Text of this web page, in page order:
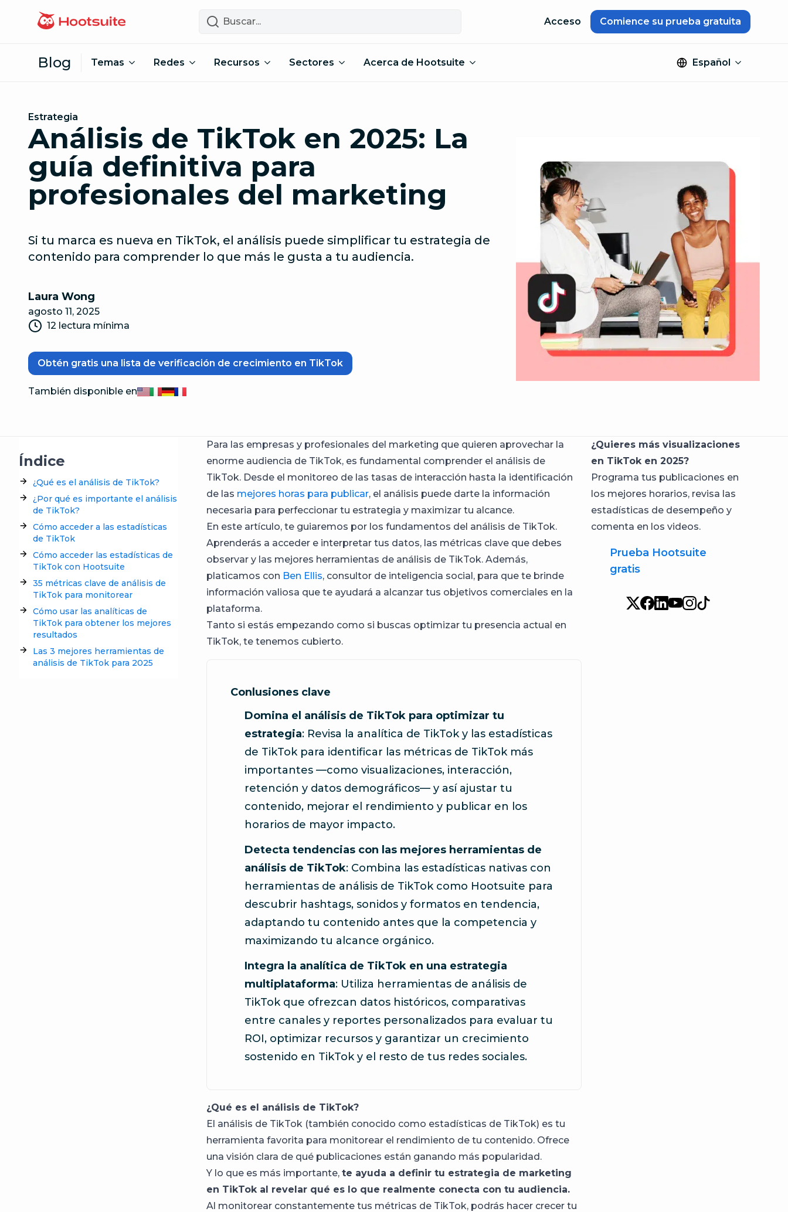
Buscar
Acceso Comience su prueba gratuita
Blog Temas Redes Recursos Sectores Acerca de Hootsuite Español
Estrategia
Análisis de TikTok en 2025: La
guía definitiva para
profesionales del marketing
Si tu marca es nueva en TikTok, el análisis puede simplificar tu estrategia de
contenido para comprender lo que más le gusta a tu audiencia.
Laura Wong
agosto 11, 2025
12 lectura mínima
Obtén gratis una lista de verificación de crecimiento en TikTok
También disponible enEnglish
Italiano
Deutsch
Français
Índice
¿Qué es el análisis de TikTok?
¿Por qué es importante el análisis
de TikTok?
Cómo acceder a las estadísticas
de TikTok
Cómo acceder las estadísticas de
TikTok con Hootsuite
35 métricas clave de análisis de
TikTok para monitorear
Cómo usar las analíticas de
TikTok para obtener los mejores
resultados
Las 3 mejores herramientas de
análisis de TikTok para 2025
Para las empresas y profesionales del marketing que quieren aprovechar la
enorme audiencia de TikTok, es fundamental comprender el análisis de
TikTok. Desde el monitoreo de las tasas de interacción hasta la identificación
de las mejores horas para publicar, el análisis puede darte la información
necesaria para perfeccionar tu estrategia y maximizar tu alcance.
En este artículo, te guiaremos por los fundamentos del análisis de TikTok.
Aprenderás a acceder e interpretar tus datos, las métricas clave que debes
observar y las mejores herramientas de análisis de TikTok. Además,
platicamos con Ben Ellis, consultor de inteligencia social, para que te brinde
información valiosa que te ayudará a alcanzar tus objetivos comerciales en la
plataforma.
Tanto si estás empezando como si buscas optimizar tu presencia actual en
TikTok, te tenemos cubierto.
Conlusiones clave
Domina el análisis de TikTok para optimizar tu
estrategia: Revisa la analítica de TikTok y las estadísticas
de TikTok para identificar las métricas de TikTok más
importantes —como visualizaciones, interacción,
retención y datos demográficos— y así ajustar tu
contenido, mejorar el rendimiento y publicar en los
horarios de mayor impacto.
Detecta tendencias con las mejores herramientas de
análisis de TikTok: Combina las estadísticas nativas con
herramientas de análisis de TikTok como Hootsuite para
descubrir hashtags, sonidos y formatos en tendencia,
adaptando tu contenido antes que la competencia y
maximizando tu alcance orgánico.
Integra la analítica de TikTok en una estrategia
multiplataforma: Utiliza herramientas de análisis de
TikTok que ofrezcan datos históricos, comparativas
entre canales y reportes personalizados para evaluar tu
ROI, optimizar recursos y garantizar un crecimiento
sostenido en TikTok y el resto de tus redes sociales.
¿Qué es el análisis de TikTok?
El análisis de TikTok (también conocido como estadísticas de TikTok) es tu
herramienta favorita para monitorear el rendimiento de tu contenido. Ofrece
una visión clara de qué publicaciones están ganando más popularidad.
Y lo que es más importante, te ayuda a definir tu estrategia de marketing
en TikTok al revelar qué es lo que realmente conecta con tu audiencia.
Al monitorear constantemente tus métricas de TikTok, podrás hacer crecer tu
¿Quieres más visualizaciones
en TikTok en 2025?
Programa tus publicaciones en
los mejores horarios, revisa las
estadísticas de desempeño y
comenta en los videos.
Prueba Hootsuite
gratis